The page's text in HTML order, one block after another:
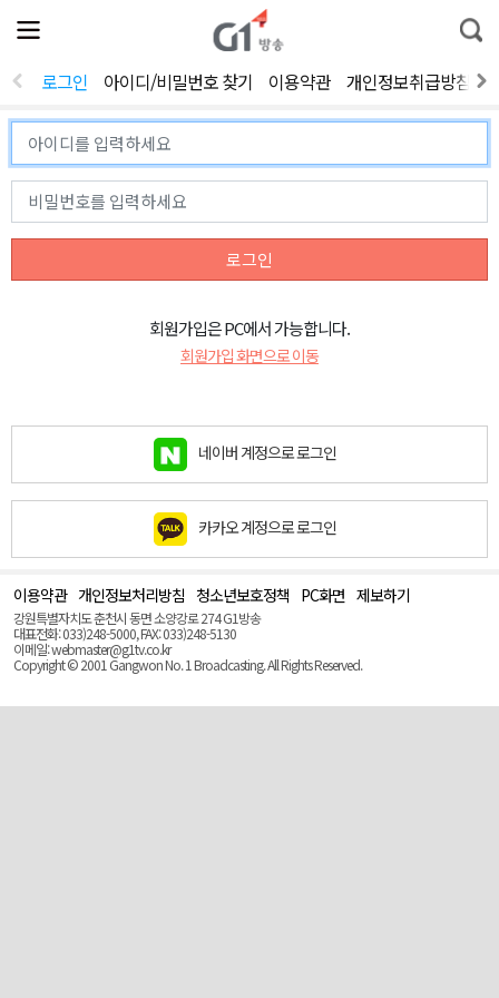
전
체
뉴
열
통
합
색
로그인 아이디/비밀번호 찾기 이용약관 개인정보취급방침
로그인
회원가입은 PC에서 가능합니다.
회원가입 화면으로 이동
네이버 계정으로 로그인
카카오 계정으로 로그인
이용약관 개인정보처리방침 청소년보호정책 PC화면 제보하기
강원특별자치도 춘천시 동면 소양강로 274 G1방송
대표전화: 033)248-5000, FAX: 033)248-5130
이메일: webmaster@g1tv.co.kr
Copyright © 2001 Gangwon No. 1 Broadcasting. All Rights Reserved.